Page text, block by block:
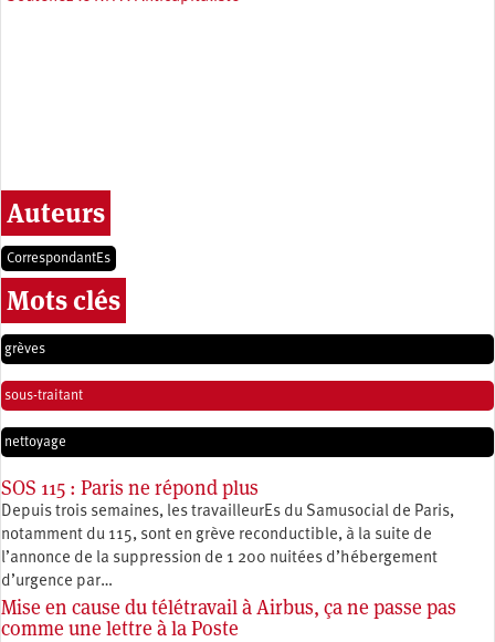
Auteurs
CorrespondantEs
Mots clés
grèves
sous-traitant
nettoyage
SOS 115 : Paris ne répond plus
Depuis trois semaines, les travailleurEs du Samusocial de Paris,
notamment du 115, sont en grève reconductible, à la suite de
l’annonce de la suppression de 1 200 nuitées d’hébergement
d’urgence par…
Mise en cause du télétravail à Airbus, ça ne passe pas
comme une lettre à la Poste